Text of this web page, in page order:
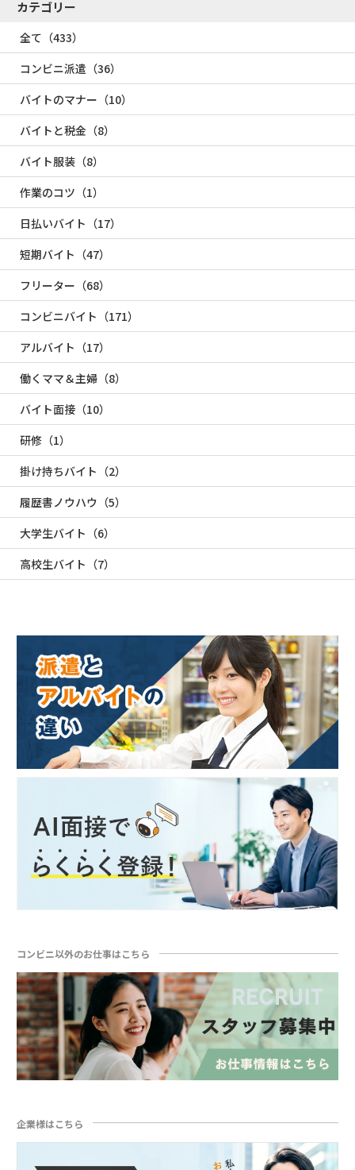
カテゴリー
全て（433）
コンビニ派遣（36）
バイトのマナー（10）
バイトと税金（8）
バイト服装（8）
作業のコツ（1）
日払いバイト（17）
短期バイト（47）
フリーター（68）
コンビニバイト（171）
アルバイト（17）
働くママ＆主婦（8）
バイト面接（10）
研修（1）
掛け持ちバイト（2）
履歴書ノウハウ（5）
大学生バイト（6）
高校生バイト（7）
コンビニ以外のお仕事はこちら
企業様はこちら